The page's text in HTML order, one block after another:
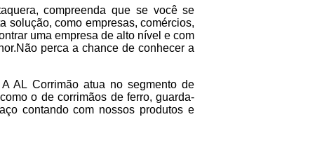
compreenda que se você se
solução, como empresas, comércios,
uma empresa de alto nível e com
perca a chance de conhecer a
AL Corrimão atua no segmento de
o de corrimãos de ferro, guarda-
contando com nossos produtos e